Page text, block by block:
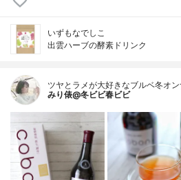
いずもなでしこ
出雲ハーブの酵素ドリンク
ツヤとラメが大好きなブルベ冬オン
みり俵@冬ビビ春ビビ